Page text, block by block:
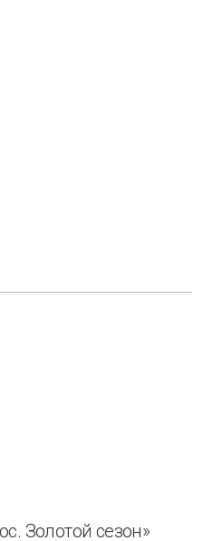
Золотой сезон»